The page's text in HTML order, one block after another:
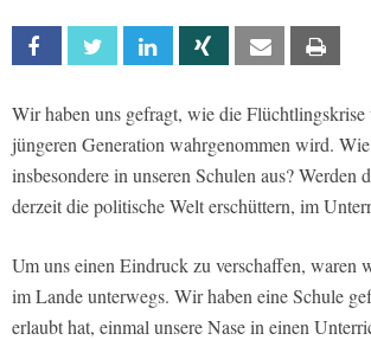
Facebook Twitter Linkedin Xing Email
Wir haben uns gefragt, wie die
jüngeren Generation wahrgenommen wird.
insbesondere in unseren Schulen aus? Werden
derzeit die politische Welt erschüttern, im
Um uns einen Eindruck zu verschaffen, waren
im Lande unterwegs. Wir haben eine Schule
erlaubt hat, einmal unsere Nase in einen